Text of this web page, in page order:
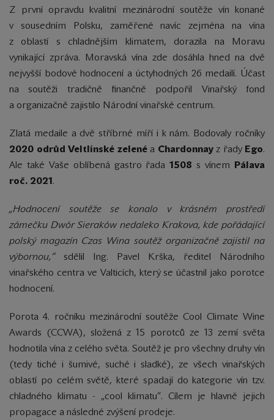
Z první opravdu kvalitní mezinárodní soutěže vín konané
v sousedním Polsku, zaměřené navíc zejména na vína
z oblastí s chladnějším klimatem, dorazila na Moravu
vynikající zpráva. Moravská vína zde dosáhla hned na dvě
nejvyšší bodové hodnocení a úctyhodných 26 medailí. Účast
na soutěži tradičně finančně podpořil Vinařský fond
a organizačně zajistilo Národní vinařské centrum.
Zlatá medaile a dvě stříbrné míří i k nám. Bodovaly ročníky
2020 odrůd Veltlínské zelenéa Chardonnayz řady Ego.
Ale také Vaše oblíbená gastro řada1508 s vínem Pálava
roč. 2021.
„Hodnocení soutěže se konalo v krásném prostředí
zámečku Dwór Sieraków nedaleko Krakova, kde pořádající
polský magazín Czas Wina soutěž organizačně zajistil na
výbornou,“ sdělil Ing. Pavel Krška, ředitel Národního
vinařského centra ve Valticích, který se účastnil jako porotce
hodnocení.
Porota 4. ročníku mezinárodní soutěže Cool Climate Wine
Awards (CCWA), složená z 15 porotců ze 13 zemí světa
hodnotila vína z celého světa. Soutěž je pro všechny druhy vín
(tedy tiché i šumivé, suché i sladké), ze všech vinařských
oblastí po celém světě, které spadají do kategorie vín tzv.
chladného klimatu - „cool klimatu“. Cílem je hlavně jejich
propagace a následné zvýšení prodeje.